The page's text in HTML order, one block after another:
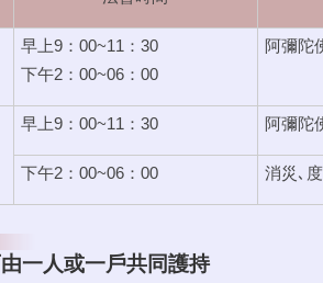
早上9：00~11：30
下午2：00~06：00
阿彌陀
早上9：00~11：30 阿彌陀
下午2：00~06：00 消災､
一人或一戶共同護持